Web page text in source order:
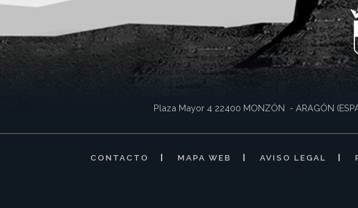
Plaza Mayor 4 22400 MONZÓN - ARAGÓN
CONTACTO MAPA WEB AVISO LEGAL